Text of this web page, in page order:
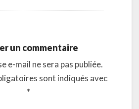
un commentaire
e-mail ne sera pas publiée.
sont indiqués avec
*